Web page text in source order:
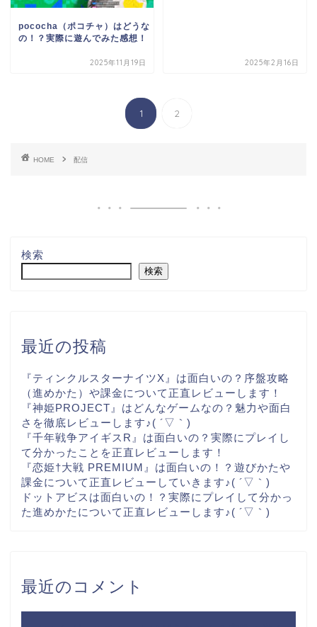
pococha（ポコチャ）はどうな
の！？実際に遊んでみた感想！
2025年11月19日 2025年2月16日
1 2
HOME 配信
検索
検索
最近の投稿
『ティンクルスターナイツX』は面白いの？序盤攻略
（進めかた）や課金について正直レビューします！
『神姫PROJECT』はどんなゲームなの？魅力や面白
さを徹底レビューします♪( ´▽｀)
『千年戦争アイギスR』は面白いの？実際にプレイし
て分かったことを正直レビューします！
『恋姫†大戦 PREMIUM』は面白いの！？遊びかたや
課金について正直レビューしていきます♪( ´▽｀)
ドットアビスは面白いの！？実際にプレイして分かっ
た進めかたについて正直レビューします♪( ´▽｀)
最近のコメント